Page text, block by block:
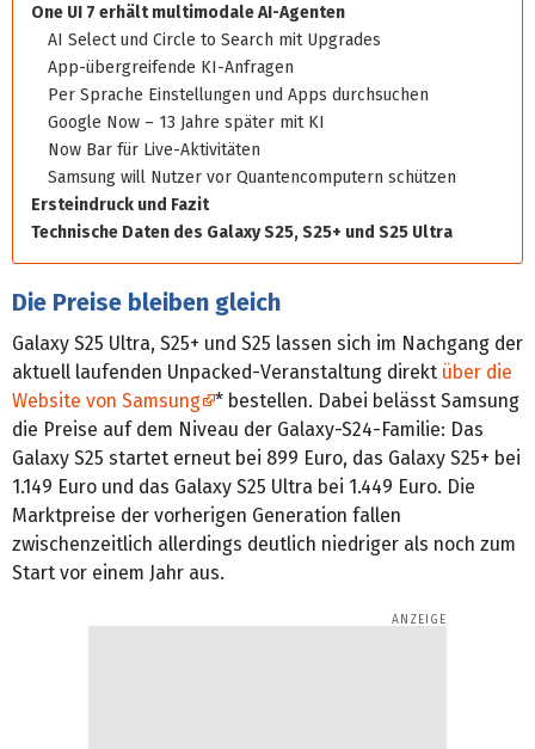
One UI 7 erhält multimodale AI-Agenten
AI Select und Circle to Search mit Upgrades
App-übergreifende KI-Anfragen
Per Sprache Einstellungen und Apps durchsuchen
Google Now – 13 Jahre später mit KI
Now Bar für Live-Aktivitäten
Samsung will Nutzer vor Quantencomputern schützen
Ersteindruck und Fazit
Technische Daten des Galaxy S25, S25+ und S25 Ultra
Die Preise bleiben gleich
Galaxy S25 Ultra, S25+ und S25 lassen sich im Nachgang der
aktuell laufenden Unpacked-Veranstaltung direkt über die
Website von Samsung
* bestellen. Dabei belässt Samsung
die Preise auf dem Niveau der Galaxy-S24-Familie: Das
Galaxy S25 startet erneut bei 899 Euro, das Galaxy S25+ bei
1.149 Euro und das Galaxy S25 Ultra bei 1.449 Euro. Die
Marktpreise der vorherigen Generation fallen
zwischenzeitlich allerdings deutlich niedriger als noch zum
Start vor einem Jahr aus.